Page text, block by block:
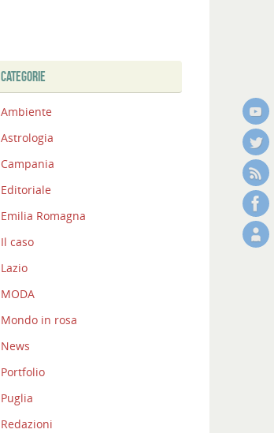
CATEGORIE
Ambiente
Astrologia
Campania
Editoriale
Emilia Romagna
Il caso
Lazio
MODA
Mondo in rosa
News
Portfolio
Puglia
Redazioni